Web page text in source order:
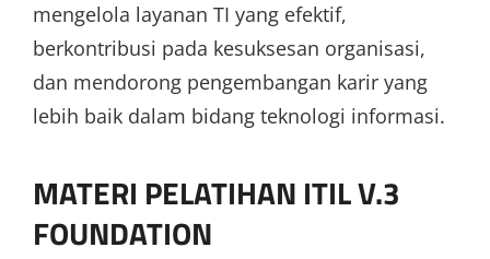
mengelola layanan TI yang efektif,
berkontribusi pada kesuksesan organisasi,
dan mendorong pengembangan karir yang
lebih baik dalam bidang teknologi informasi.
MATERI PELATIHAN ITIL V.3
FOUNDATION